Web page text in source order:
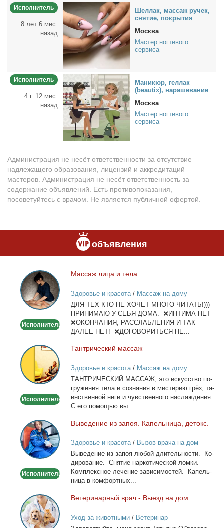
Исполнитель
8 лет 6 мес.
назад
Шел­лак, мас­саж ру­чек,
сня­тие, по­кры­тия
Москва
Мастер ногтевого
сервиса
Исполнитель
4 г. 12 мес.
назад
Ма­ни­кюр, гел­лак
(beautix), на­ра­ше­ва­ние
Москва
Мастер ногтевого
сервиса
Администрация не несёт ответственности за отсутствие
надлежащего образования, лицензий и аккредитаций
мастеров. Администрация не несёт ответственность за
содержание объявлений. Есть противопоказания,
посоветуйтесь с врачом. Не является публичной офертой.
объявления
Массаж
лица
и
тела
Исполнитель
Мас­саж ли­ца и те­ла
Здоровье и красота/ Массаж на дому
ДЛЯ ТЕХ КТО НЕ ХОЧЕТ МНОГО ЧИТАТЬ!)))
ПРИНИМАЮ У СЕБЯ ДОМА. ❌ИНТИМА НЕТ
❌ОКОНЧАНИЯ, РАССЛАБЛЕНИЯ И ТАК
ДАЛЕЕ НЕТ! ❌ДОГОВОРИТЬСЯ НЕ...
Тантрический
массаж
Исполнитель
Тан­три­че­ский мас­саж
Здоровье и красота/ Массаж на дому
ТАНТРИЧЕСКИЙ МАССАЖ, это ис­кус­ство по­
гру­же­ния те­ла и со­зна­ния в ми­сте­рию грёз, та­
ин­ствен­ной неги и чув­ствен­но­го на­сла­жде­ния.
С его по­мо­щью вы...
Выведение
из
запоя.
Капельница,
Исполнитель
Вы­ве­де­ние из за­поя. Ка­пель­ни­ца, де­токс.
Здоровье и красота/ Вызов врача на дом
Вы­ве­де­ние из за­поя лю­бой дли­тель­но­сти. Ко­
ди­ро­ва­ние. Сня­тие нар­ко­ти­че­ской лом­ки.
Ком­плекс­ное ле­че­ние за­ви­си­мо­стей. Ка­пель­
ни­ца в ком­форт­ных...
Ветеринарный
врач
-
Ве­те­ри­нар­ный врач - Вы­езд на дом
Уход за животными/ Ветеринар